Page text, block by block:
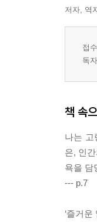
: 복습
: 뇌를
: 정치
: 정년
: 현대
: 건강
: 사람
저자, 역
접
독
책 속
나는 고
은, 인
욕을 담
--- p.7
‘즐거